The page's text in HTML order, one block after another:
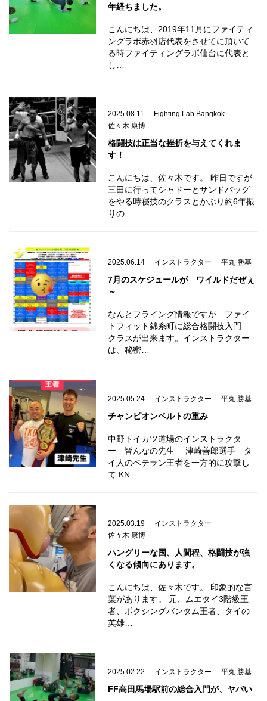
年経ちました。
こんにちは、2019年11月にファイティ
ングラボ赤羽店代表をさせてに頂いて
る時ファイティングラボ仙台に代表と
し…
2025.08.11
Fighting Lab Bangkok
佐々木 康博
格闘技は正当な挫折を与えてくれま
す！
こんにちは、佐々木です。 昨日ですが
三田に行ってシャドーとサンドバッグ
をやる時寝技のクラスとかぶり約6年振
りの…
2025.06.14 インストラクター 平丸 勝基
7月のスケジュールが ワイルドだぜぇ
～
なんとフライング情報ですが ファイ
トフィット錦糸町に総合格闘技入門
クラスが出来ます。インストラクター
は、秘密…
2025.05.24 インストラクター 平丸 勝基
チャンピオンベルトの重み
中野トイカツ道場のインストラクタ
ー 皆んなの先生 津崎善郎選手 タ
イ人のベテラン王者を一方的に攻撃し
て KN…
2025.03.19
インストラクター
佐々木 康博
ハングリーな国、人間程、格闘技が強
くなる傾向にあります。
こんにちは、佐々木です。 印象的な言
葉があります。 元、ムエタイ3階級王
者、ボクシングバンタム王者、タイの
英雄…
2025.02.22 インストラクター 平丸 勝基
FF高田馬場駅前の総合入門が、ヤバい